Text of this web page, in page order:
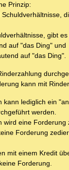
Prinzip:
gibt
auf "das Ding" und
auf "das Ding".
kann mit
kann lediglich ein
werden.
wird eine Forderung
Forderung
mit einem Kredit
Forderung.